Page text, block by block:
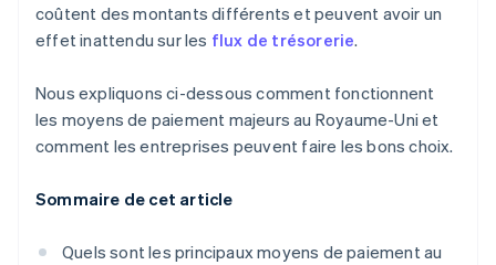
coûtent des montants différents et peuvent avoir un
effet inattendu sur les flux de trésorerie.
Nous expliquons ci-dessous comment fonctionnent
les moyens de paiement majeurs au Royaume-Uni et
comment les entreprises peuvent faire les bons choix.
Sommaire de cet article
Quels sont les principaux moyens de paiement au